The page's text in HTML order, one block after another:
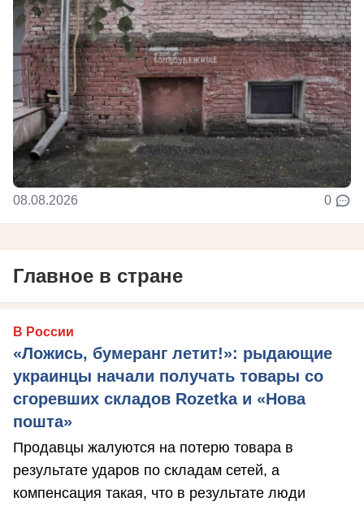
08.08.2026 0
Главное в стране
В России
«Ложись, бумеранг летит!»: рыдающие
украинцы начали получать товары со
сгоревших складов Rozetka и «Нова
пошта»
Продавцы жалуются на потерю товара в
результате ударов по складам сетей, а
компенсация такая, что в результате люди